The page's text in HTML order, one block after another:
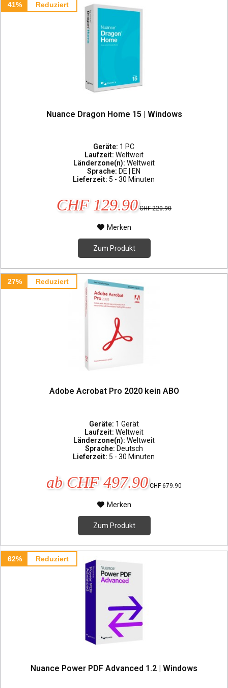
41% Reduziert
Nuance Dragon Home 15 | Windows
Geräte: 1 PC
Laufzeit: Weltweit
Länderzone(n): Weltweit
Sprache: DE | EN
Lieferzeit: 5 - 30 Minuten
CHF 129.90 CHF 220.90
Merken
Zum Produkt
27% Reduziert
Adobe Acrobat Pro 2020 kein ABO
Geräte: 1 Gerät
Laufzeit: Weltweit
Länderzone(n): Weltweit
Sprache: Deutsch
Lieferzeit: 5 - 30 Minuten
ab CHF 497.90 CHF 679.90
Merken
Zum Produkt
62% Reduziert
Nuance Power PDF Advanced 1.2 | Windows